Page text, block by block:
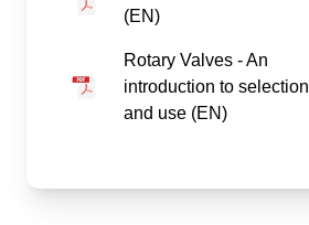
(EN)
Rotary Valves - An
introduction to selection
and use (EN)